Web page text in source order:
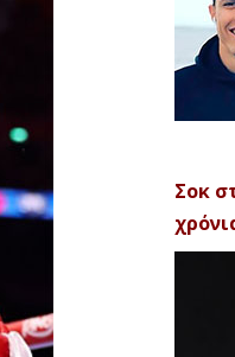
Σοκ